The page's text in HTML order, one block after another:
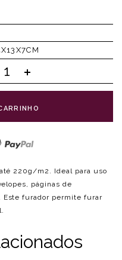
220g/m2. Ideal para uso
páginas de
Este furador permite furar